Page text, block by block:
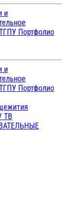
и
Портфолио
и
Портфолио
ТВ